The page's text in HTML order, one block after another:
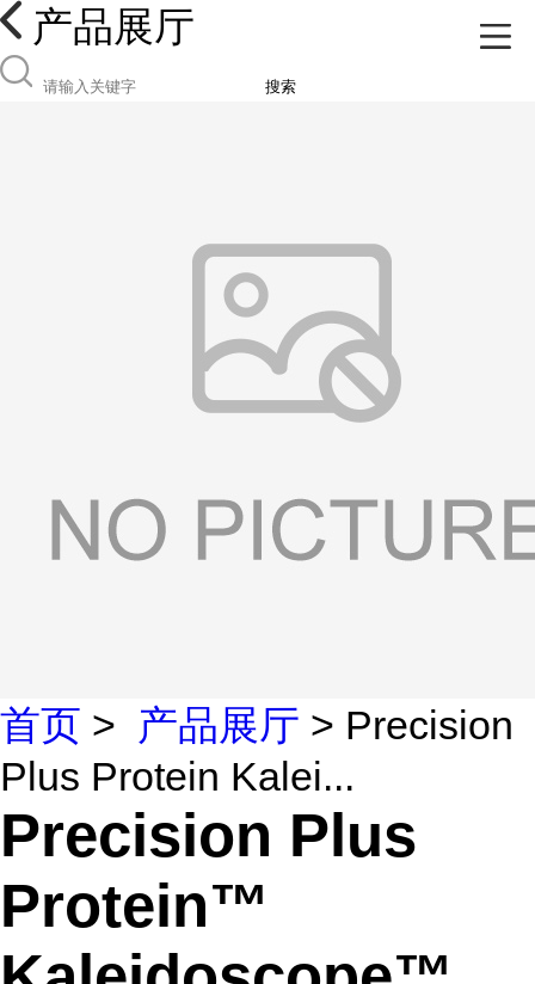
产品展厅
搜索
首页 > 产品展厅 > Precision
Plus Protein Kalei...
Precision Plus
Protein™